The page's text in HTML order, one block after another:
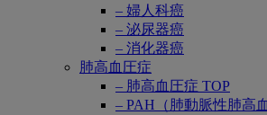
– 婦人科癌
– 泌尿器癌
– 消化器癌
肺高血圧症
– 肺高血圧症 TOP
– PAH（肺動脈性肺高